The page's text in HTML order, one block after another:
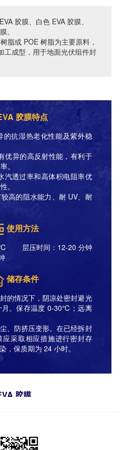
胶膜、白色 EVA 胶膜、
。
脂或 POE 树脂为主要原料，
工成型，用于地面光伏组件封
胶膜特点
的抗湿热老化性能及紫外稳
优异的高反射性能，有利于
。
汽透过率和高体积电阻率优
。
高的阻水能力、耐 UV、耐
使用方法
层压时间：12-20 分钟
储存条件
的情况下，阴凉处密封避光
月。保存温度 0-30℃；远离
、防挤压变形。在已经拆封
采取相应措施进行密封存
，保质期为 24 小时。
胶膜